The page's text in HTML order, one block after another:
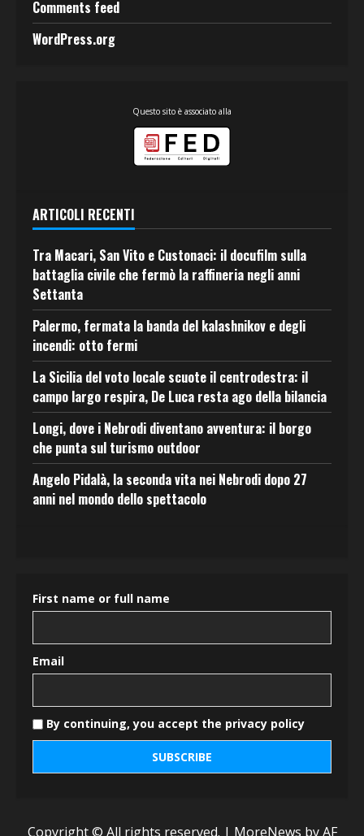
Comments feed
WordPress.org
Questo sito è associato alla
ARTICOLI RECENTI
Tra Macari, San Vito e Custonaci: il docufilm sulla
battaglia civile che fermò la raffineria negli anni
Settanta
Palermo, fermata la banda del kalashnikov e degli
incendi: otto fermi
La Sicilia del voto locale scuote il centrodestra: il
campo largo respira, De Luca resta ago della bilancia
Longi, dove i Nebrodi diventano avventura: il borgo
che punta sul turismo outdoor
Angelo Pidalà, la seconda vita nei Nebrodi dopo 27
anni nel mondo dello spettacolo
First name or full name
Email
By continuing, you accept the privacy policy
Copyright © All rights reserved. | MoreNews by AF